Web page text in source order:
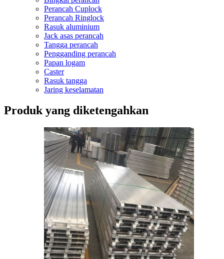
Perancah Cuplock
Perancah Ringlock
Rasuk aluminium
Jack asas perancah
Tangga perancah
Pengganding perancah
Papan logam
Caster
Rasuk tangga
Jaring keselamatan
Produk yang diketengahkan